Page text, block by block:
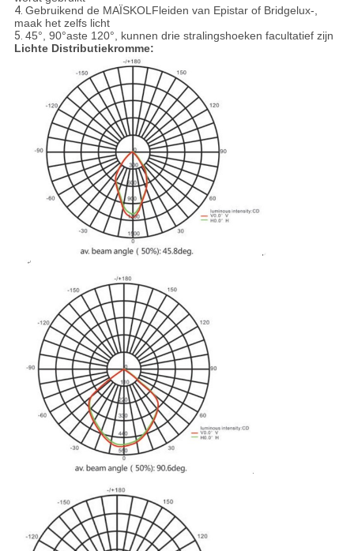
4. Gebruikend de MAÏSKOLFleiden van Epistar of Bridgelux-,
maak het zelfs licht
5. 45°, 90°aste 120°, kunnen drie stralingshoeken facultatief zijn
Lichte Distributiekromme: